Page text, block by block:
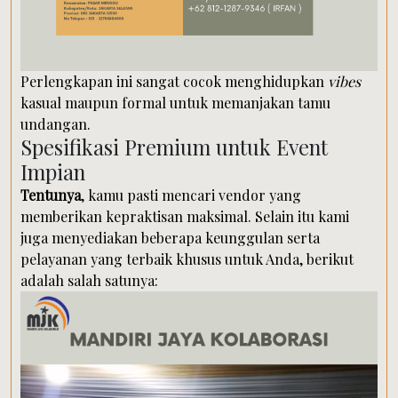
Perlengkapan ini sangat cocok menghidupkan vibes
kasual maupun formal untuk memanjakan tamu
undangan.
Spesifikasi Premium untuk Event
Impian
Tentunya, kamu pasti mencari vendor yang
memberikan kepraktisan maksimal. Selain itu kami
juga menyediakan beberapa keunggulan serta
pelayanan yang terbaik khusus untuk Anda, berikut
adalah salah satunya: